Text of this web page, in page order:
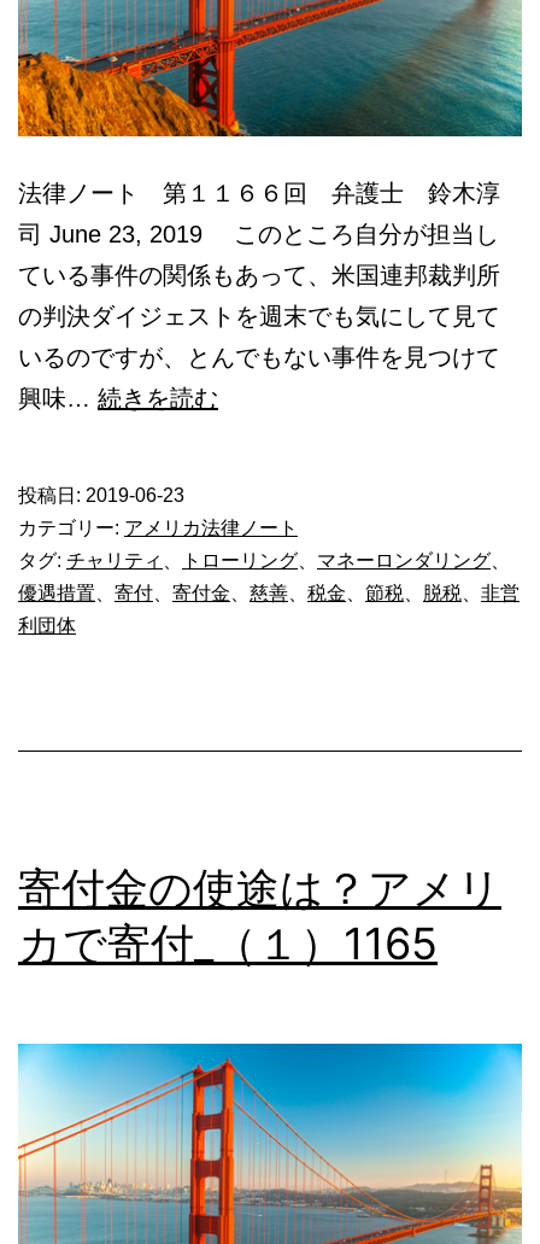
法律ノート 第１１６６回 弁護士 鈴木淳
司 June 23, 2019 このところ自分が担当し
ている事件の関係もあって、米国連邦裁判所
の判決ダイジェストを週末でも気にして見て
いるのですが、とんでもない事件を見つけて
興味… 続きを読む
の
使
途
寄
_（2）
投稿日: 2019-06-23
カテゴリー: アメリカ法律ノート
タグ: チャリティ 、 トローリング、 マネーロンダリング、
優遇措置、 寄付、 寄付金、 慈善、 税金、 節税、 脱税、 非営
利団体
寄付金の使途は？アメリ
カで寄付_（１）1165